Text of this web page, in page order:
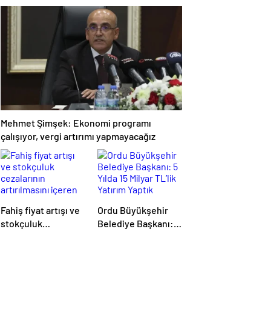
Amerika’daki
şirketleri Türkiye’de
yatırım yapmaya
çağırdı
ve ABD, ekonomi
alanında ilişkileri
canlandırma
konusunda kararlı
Mehmet Şimşek: Ekonomi programı
çalışıyor, vergi artırımı yapmayacağız
Fahiş fiyat artışı ve
stokçuluk
Ordu Büyükşehir
Belediye Başkanı: 5